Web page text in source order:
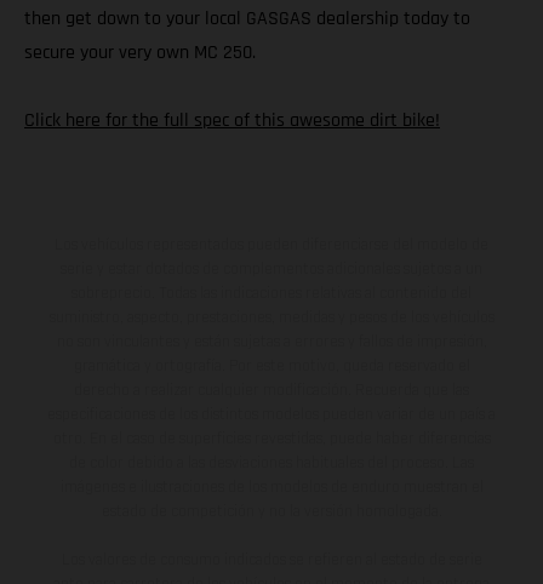
then get down to your local GASGAS dealership today to
secure your very own MC 250.
Click here for the full spec of this awesome dirt bike!